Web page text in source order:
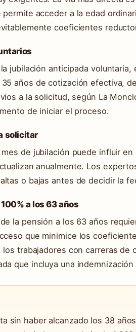
permite acceder a la edad
coeficientes
jubilación anticipada
años de cotización efectiva,
a la solicitud, según La
de iniciar el proceso.
solicitar
de jubilación puede influir
anualmente. Los
o bajas antes de decidir la
a los 63 años
la pensión a los 63 años
que minimice los
trabajadores con carreras de
que incluya una
sin haber alcanzado los 38